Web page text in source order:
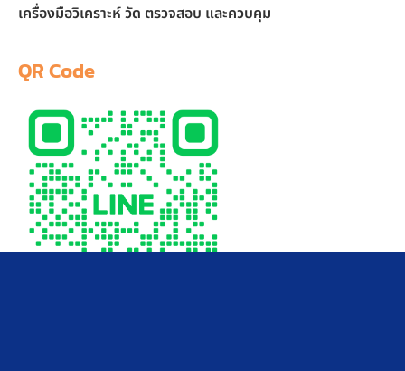
เครื่องมือวิเคราะห์ วัด ตรวจสอบ และควบคุม
QR Code